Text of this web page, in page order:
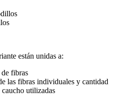
están unidas a:
fibras
las fibras individuales y cantidad
utilizadas